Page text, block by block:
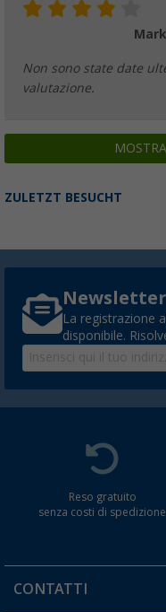
Non sono state date
valutazione.
ZULETZT BESUCHT
La registrazione
disponibile.
Reso gratuito
senza costi di spedizione
CONTATTI